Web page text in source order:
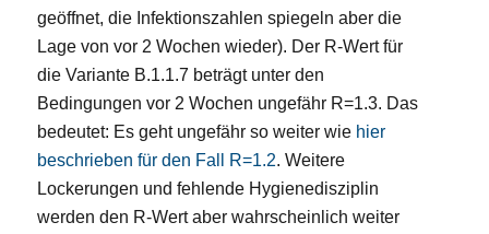
geöffnet, die Infektionszahlen spiegeln aber die
Lage von vor 2 Wochen wieder). Der R-Wert für
die Variante B.1.1.7 beträgt unter den
Bedingungen vor 2 Wochen ungefähr R=1.3. Das
bedeutet: Es geht ungefähr so weiter wie hier
beschrieben für den Fall R=1.2. Weitere
Lockerungen und fehlende Hygienedisziplin
werden den R-Wert aber wahrscheinlich weiter